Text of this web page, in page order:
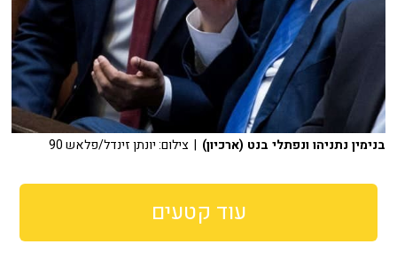
בנימין נתניהו ונפתלי בנט (ארכיון) | צילום: יונתן זינדל/פלאש 90
עוד קטעים